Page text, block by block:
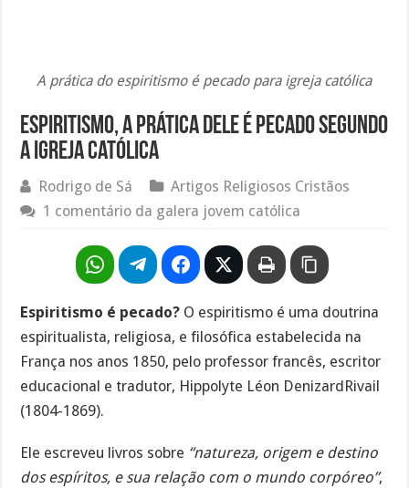
A prática do espiritismo é pecado para igreja católica
Espiritismo, a prática dele é pecado segundo
a igreja católica
Rodrigo de Sá
Artigos Religiosos Cristãos
1 comentário da galera jovem católica
Espiritismo é pecado? O espiritismo é uma doutrina
espiritualista, religiosa, e filosófica estabelecida na
França nos anos 1850, pelo professor francês, escritor
educacional e tradutor, Hippolyte Léon DenizardRivail
(1804-1869).
Ele escreveu livros sobre “natureza, origem e destino
dos espíritos, e sua relação com o mundo corpóreo”,